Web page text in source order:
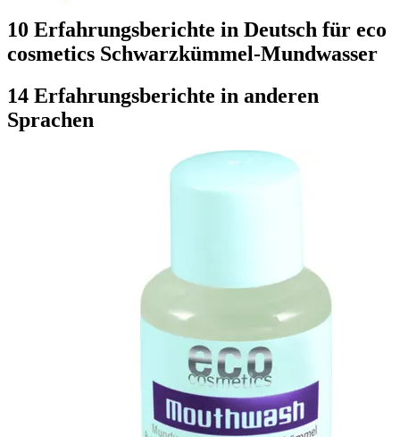
10 Erfahrungsberichte in Deutsch für eco
cosmetics Schwarzkümmel-Mundwasser
14 Erfahrungsberichte in anderen
Sprachen